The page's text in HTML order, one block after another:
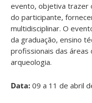
evento, objetiva trazer
do participante,
multidisciplinar. O
da graduação, ensino
profissionais das áreas
arqueologia.
Data: 09 a 11 de abril